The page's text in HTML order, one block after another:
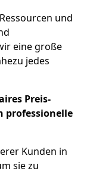
und
eine große
jedes
Preis-
professionelle
Kunden in
sie zu